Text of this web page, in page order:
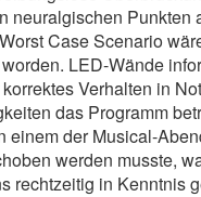
neuralgischen Punkten
Case Scenario
LED-Wände
Verhalten in
das Programm
einem der Musical-
werden musste,
rechtzeitig in Kenntnis